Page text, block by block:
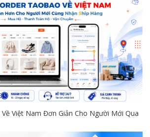
Việt Nam Đơn Giản Cho Người Mới Qua